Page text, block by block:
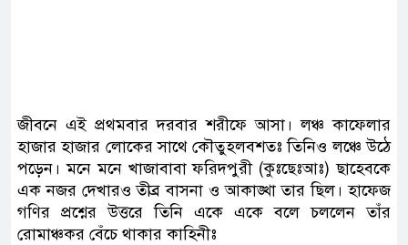
জীবনে এই প্রথমবার দরবার শরীফে আসা। লঞ্চ কাফেলার
হাজার হাজার লোকের সাথে কৌতুহলবশতঃ তিনিও লঞ্চে উঠে
পড়েন। মনে মনে খাজাবাবা ফরিদপুরী (কুঃছেঃআঃ) ছাহেবকে
এক নজর দেখারও তীব্র বাসনা ও আকাঙ্খা তার ছিল। হাফেজ
গণির প্রশ্নের উত্তরে তিনি একে একে বলে চললেন তাঁর
রোমাঞ্চকর বেঁচে থাকার কাহিনীঃ